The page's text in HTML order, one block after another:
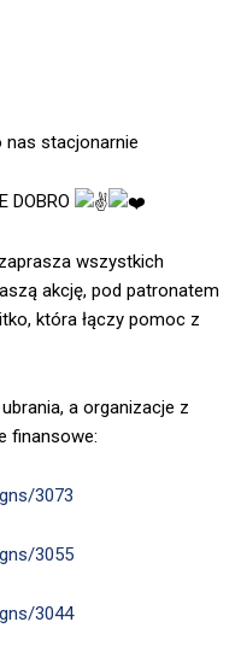
nas stacjonarnie
DOBRO
wszystkich
akcję, pod patronatem
która łączy pomoc z
a organizacje z
finansowe:
3073
3055
3044